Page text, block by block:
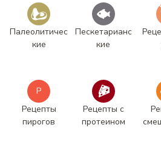
Палеолитичес
кие
Пескетарианс
кие
Р
Рецепты
пирогов
Рецепты с
протеином